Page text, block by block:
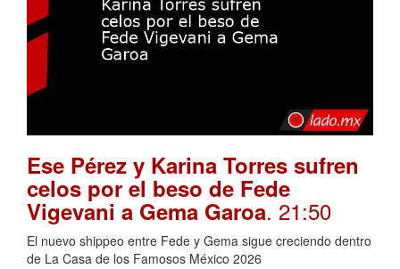
Ese Pérez y Karina Torres sufren
celos por el beso de Fede
Vigevani a Gema Garoa. 21:50
El nuevo shippeo entre Fede y Gema sigue creciendo dentro
de La Casa de los Famosos México 2026